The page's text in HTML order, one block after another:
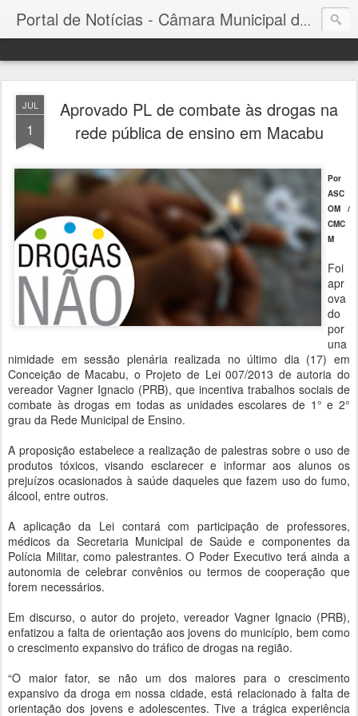
Portal de Notícias - Câmara Municipal de Conceição de Macabu
JUL
1
Aprovado PL de combate às drogas na
rede pública de ensino em Macabu
Por
ASC
OM /
CMC
M
Foi
apr
ova
do
por
una
nimidade em sessão plenária realizada no último dia (17) em
Conceição de Macabu, o Projeto de Lei 007/2013 de autoria do
vereador Vagner Ignacio (PRB), que incentiva trabalhos sociais de
combate às drogas em todas as unidades escolares de 1° e 2°
grau da Rede Municipal de Ensino.
A proposição estabelece a realização de palestras sobre o uso de
produtos tóxicos, visando esclarecer e informar aos alunos os
prejuízos ocasionados à saúde daqueles que fazem uso do fumo,
álcool, entre outros.
A aplicação da Lei contará com participação de professores,
médicos da Secretaria Municipal de Saúde e componentes da
Polícia Militar, como palestrantes. O Poder Executivo terá ainda a
autonomia de celebrar convênios ou termos de cooperação que
forem necessários.
Em discurso, o autor do projeto, vereador Vagner Ignacio (PRB),
enfatizou a falta de orientação aos jovens do município, bem como
o crescimento expansivo do tráfico de drogas na região.
“O maior fator, se não um dos maiores para o crescimento
expansivo da droga em nossa cidade, está relacionado à falta de
orientação dos jovens e adolescentes. Tive a trágica experiência